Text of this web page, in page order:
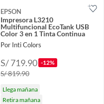
EPSON
Impresora L3210
Multifuncional EcoTank USB
Color 3 en 1 Tinta Continua
Por Inti Colors
S/ 719.90 -12%
S/ 819.90
Llega mañana
Retira mañana